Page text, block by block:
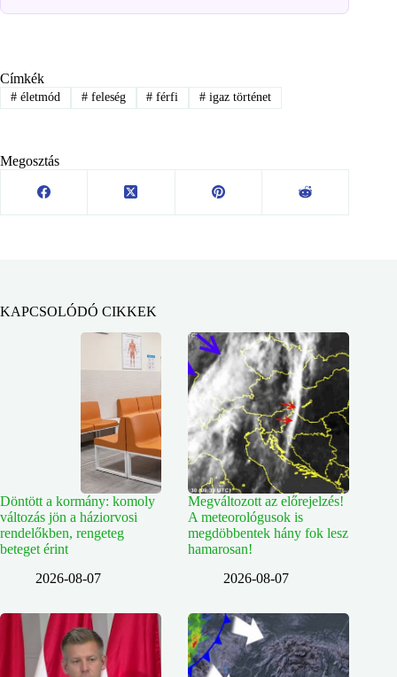
Címkék
#életmód #feleség # férfi # igaz történet
Megosztás
KAPCSOLÓDÓ CIKKEK
Döntött a kormány: komoly
változás jön a háziorvosi
rendelőkben, rengeteg
beteget érint
2026-08-07
Megváltozott az előrejelzés!
A meteorológusok is
megdöbbentek hány fok lesz
hamarosan!
2026-08-07